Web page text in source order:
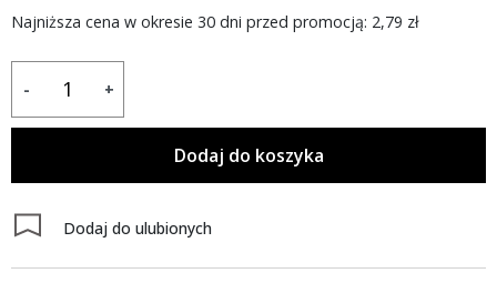
Najniższa cena w okresie 30 dni przed promocją: 2,79 zł
- +
Dodaj do koszyka
Dodaj do ulubionych